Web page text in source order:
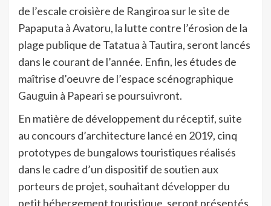
de l’escale croisière de Rangiroa sur le site de
Papaputa à Avatoru, la lutte contre l’érosion de la
plage publique de Tatatua à Tautira, seront lancés
dans le courant de l’année. Enfin, les études de
maîtrise d’oeuvre de l’espace scénographique
Gauguin à Papeari se poursuivront.
En matière de développement du réceptif, suite
au concours d’architecture lancé en 2019, cinq
prototypes de bungalows touristiques réalisés
dans le cadre d’un dispositif de soutien aux
porteurs de projet, souhaitant développer du
petit hébergement touristique, seront présentés